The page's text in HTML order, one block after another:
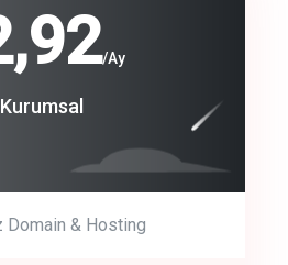
costs /Ay
Kurumsal
Domain & Hosting
$